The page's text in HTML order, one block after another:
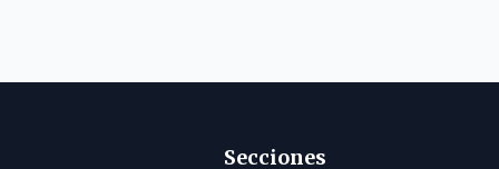
Secciones